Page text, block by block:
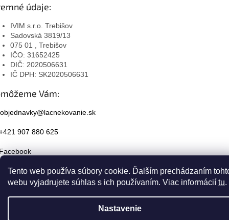
Tento web používa súbory cookie. Ďalším prechádzaním
webu vyjadrujete súhlas s ich používaním. Viac informácií tu.
Nastavenie
údaje:
IVIM s.r.o. Trebišov
Sadovská 3819/13
075 01 , Trebišov
IČO: 31652425
DIČ: 2020506631
IČ DPH: SK2020506631
Vám:
objednavky@lacnekovanie.sk
907 880 625